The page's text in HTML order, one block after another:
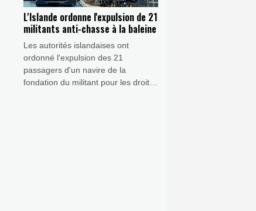
L'Islande ordonne l'expulsion de 21
militants anti-chasse à la baleine
Les autorités islandaises ont
ordonné l'expulsion des 21
passagers d'un navire de la
fondation du militant pour les droits